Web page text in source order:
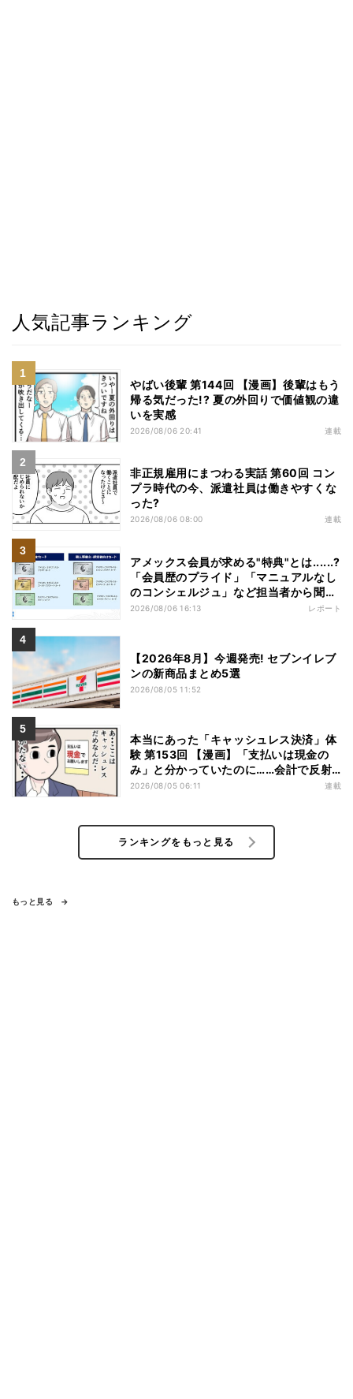
人気記事ランキング
やばい後輩 第144回 【漫画】後輩はもう
帰る気だった!? 夏の外回りで価値観の違
いを実感
2026/08/06 20:41 連載
非正規雇用にまつわる実話 第60回 コン
プラ時代の今、派遣社員は働きやすくな
った?
2026/08/06 08:00 連載
アメックス会員が求める"特典"とは......?
「会員歴のプライド」「マニュアルなし
のコンシェルジュ」など担当者から聞い
た"裏話"も
2026/08/06 16:13 レポート
【2026年8月】今週発売! セブンイレブ
ンの新商品まとめ5選
2026/08/05 11:52
本当にあった「キャッシュレス決済」体
験 第153回 【漫画】「支払いは現金の
み」と分かっていたのに……会計で反射
的に出してしまったものは
2026/08/05 06:11 連載
ランキングをもっと見る
もっと見る